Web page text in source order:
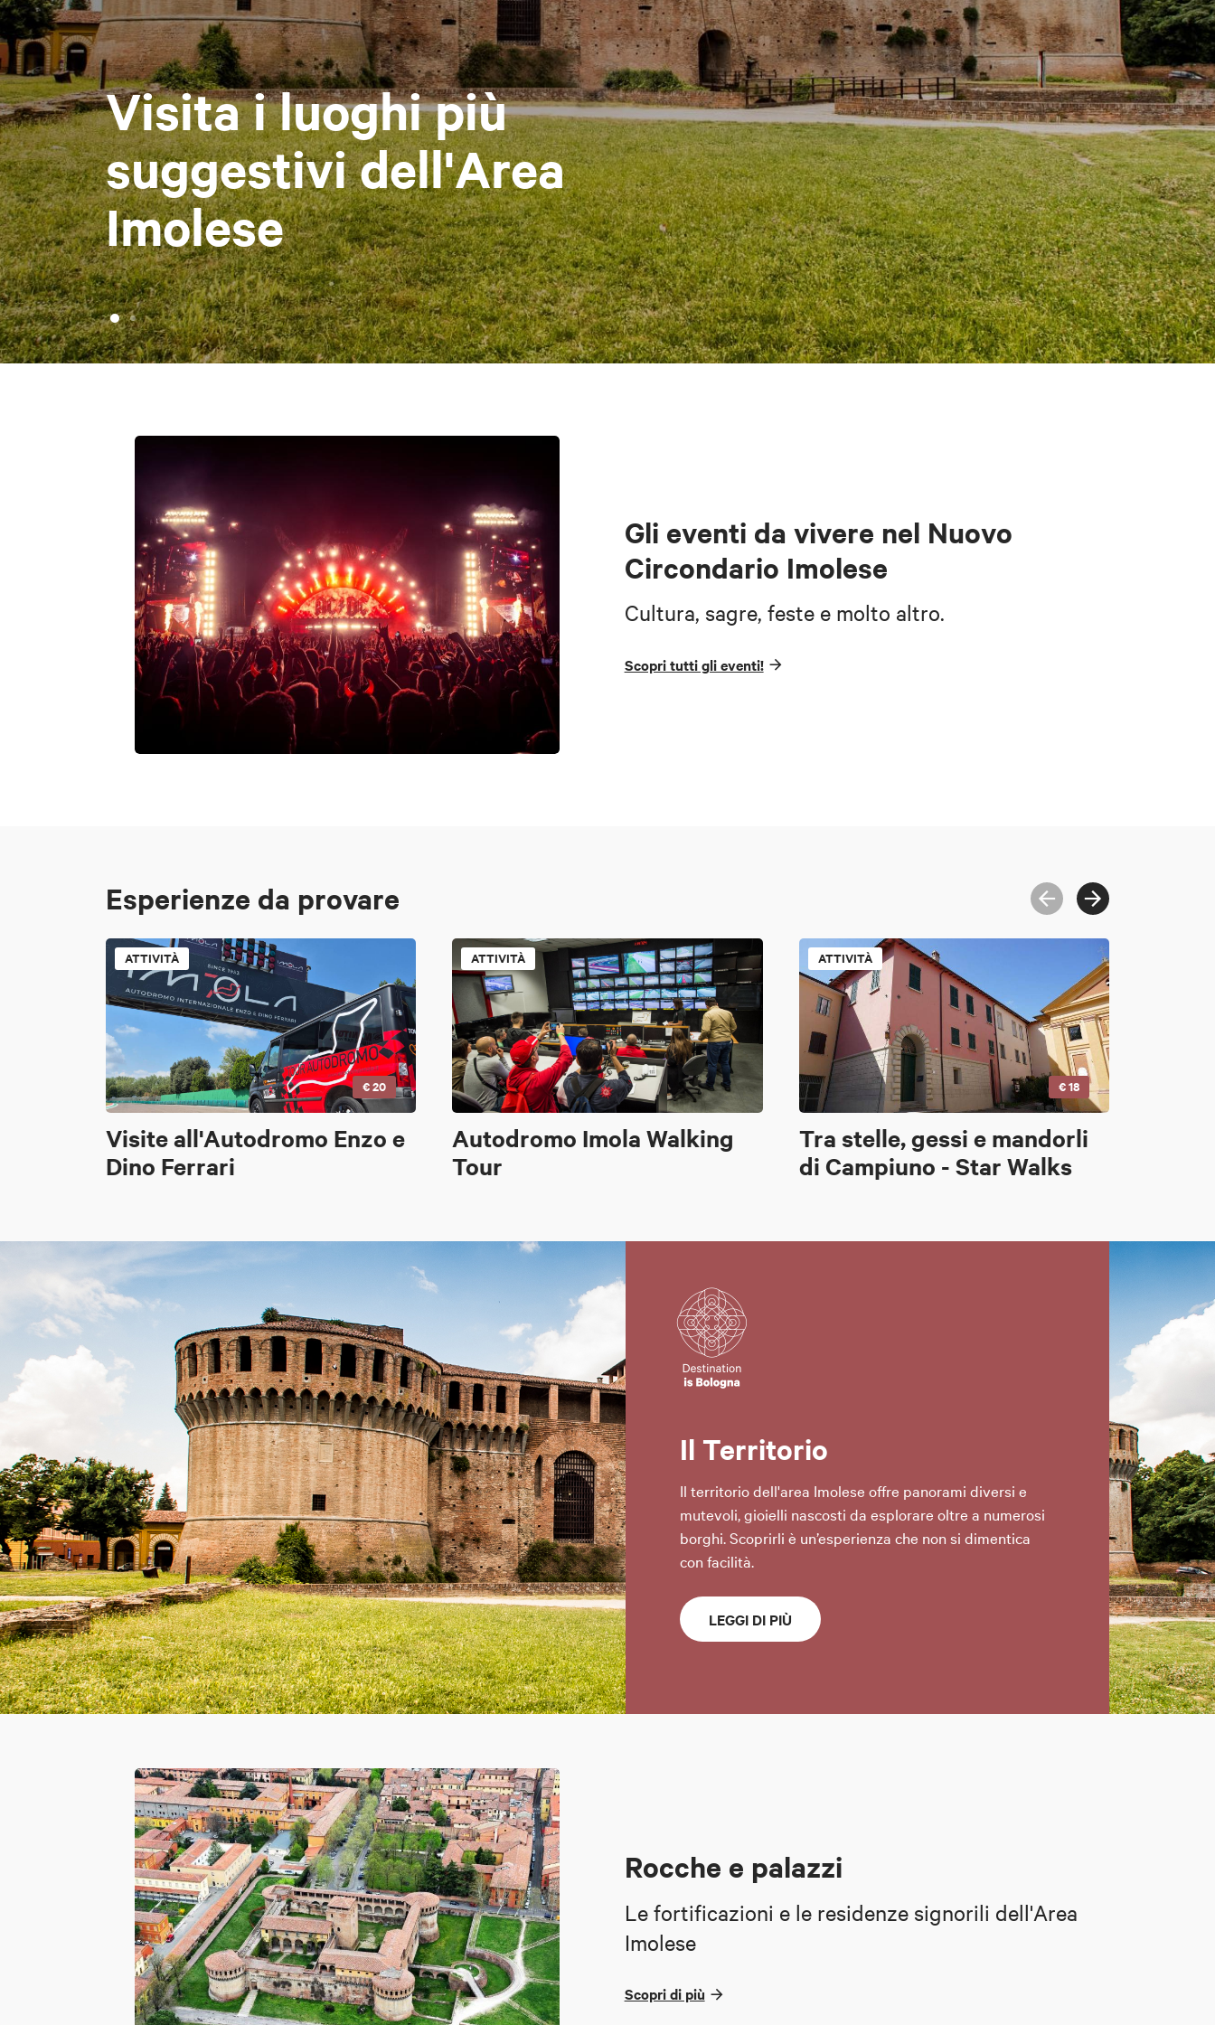
Visita i luoghi più
suggestivi dell'Area
Imolese
Gli eventi da vivere nel Nuovo
Circondario Imolese
Cultura, sagre, feste e molto altro.
Scopri tutti gli eventi!
Esperienze da provare
ATTIVITÀ
€ 20
Visite all'Autodromo Enzo e
Dino Ferrari
ATTIVITÀ
Autodromo Imola Walking
Tour
ATTIVITÀ
€ 18
Tra stelle, gessi e mandorli
di Campiuno - Star Walks
Il Territorio
Il territorio dell'area Imolese offre panorami diversi e
mutevoli, gioielli nascosti da esplorare oltre a numerosi
borghi. Scoprirli è un’esperienza che non si dimentica
con facilità.
LEGGI DI PIÙ
Rocche e palazzi
Le fortificazioni e le residenze signorili dell'Area
Imolese
Scopri di più